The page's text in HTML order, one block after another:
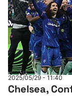
2025/05/29 - 11:40
Chelsea,